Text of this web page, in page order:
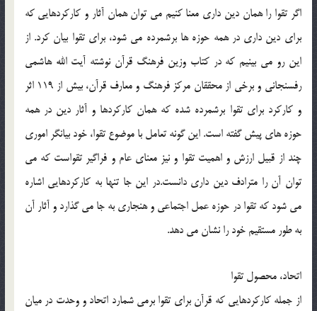
اگر تقوا را همان دين داري معنا كنيم مي توان همان آثار و كاركردهايي كه
براي دين داري در همه حوزه ها برشمرده مي شود، براي تقوا بيان كرد. از
اين رو مي بينيم كه در كتاب وزين فرهنگ قرآن نوشته آيت الله هاشمي
رفسنجاني و برخي از محققان مركز فرهنگ و معارف قرآن، بيش از 119 اثر
و كاركرد براي تقوا برشمرده شده كه همان كاركردها و آثار دين در همه
حوزه هاي پيش گفته است. اين گونه تعامل با موضوع تقوا، خود بيانگر اموري
چند از قبيل ارزش و اهميت تقوا و نيز معناي عام و فراگير تقواست كه مي
توان آن را مترادف دين داري دانست.در اين جا تنها به كاركردهايي اشاره
مي شود كه تقوا در حوزه عمل اجتماعي و هنجاري به جا مي گذارد و آثار آن
به طور مستقيم خود را نشان مي دهد.
اتحاد، محصول تقوا
از جمله كاركردهايي كه قرآن براي تقوا برمي شمارد اتحاد و وحدت در ميان